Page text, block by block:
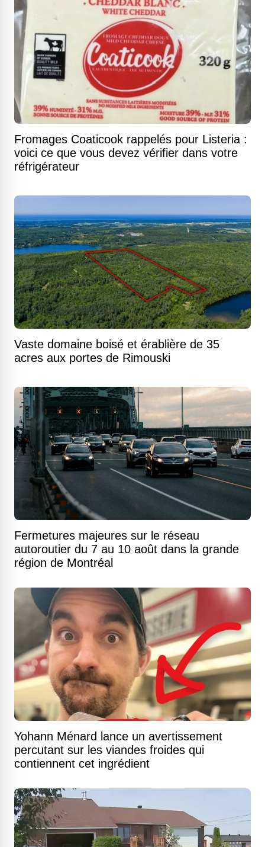
Fromages Coaticook rappelés pour Listeria :
voici ce que vous devez vérifier dans votre
réfrigérateur
Vaste domaine boisé et érablière de 35
acres aux portes de Rimouski
Fermetures majeures sur le réseau
autoroutier du 7 au 10 août dans la grande
région de Montréal
Yohann Ménard lance un avertissement
percutant sur les viandes froides qui
contiennent cet ingrédient